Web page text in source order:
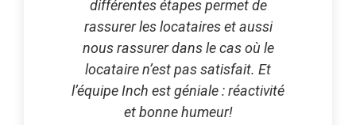
différentes étapes permet de
rassurer les locataires et aussi
nous rassurer dans le cas où le
locataire n’est pas satisfait. Et
l’équipe Inch est géniale : réactivité
et bonne humeur!